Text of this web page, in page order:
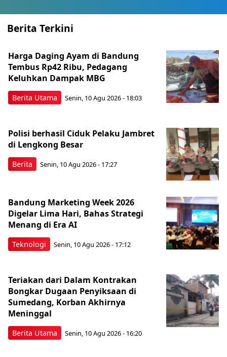
Berita Terkini
Berita Utama
Harga Daging Ayam di Bandung
Tembus Rp42 Ribu, Pedagang
Keluhkan Dampak MBG
Senin, 10 Agu 2026 - 18:03
Berita
Polisi berhasil Ciduk Pelaku Jambret
di Lengkong Besar
Senin, 10 Agu 2026 - 17:27
Teknologi
Bandung Marketing Week 2026
Digelar Lima Hari, Bahas Strategi
Menang di Era AI
Senin, 10 Agu 2026 - 17:12
Berita Utama
Teriakan dari Dalam Kontrakan
Bongkar Dugaan Penyiksaan di
Sumedang, Korban Akhirnya
Meninggal
Senin, 10 Agu 2026 - 16:20